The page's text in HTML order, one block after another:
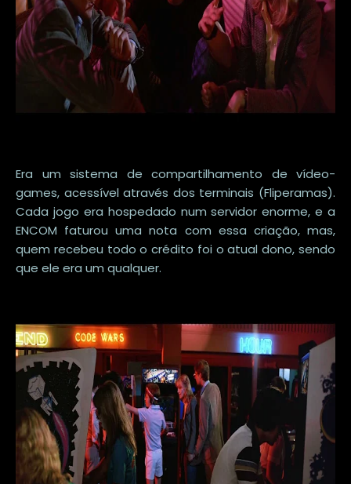
Era um sistema de compartilhamento de vídeo-
games, acessível através dos terminais (Fliperamas).
Cada jogo era hospedado num servidor enorme, e a
ENCOM faturou uma nota com essa criação, mas,
quem recebeu todo o crédito foi o atual dono, sendo
que ele era um qualquer.